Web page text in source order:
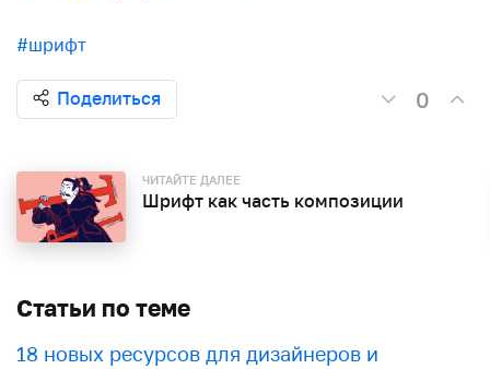
#шрифт
Поделиться 0
ЧИТАЙТЕ ДАЛЕЕ
Шрифт как часть композиции
Статьи по теме
18 новых ресурсов для дизайнеров и